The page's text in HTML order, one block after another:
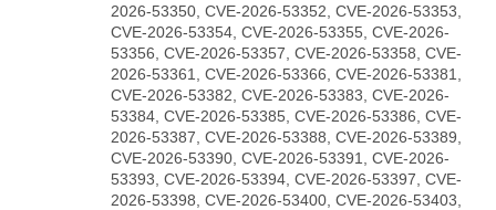
2026-53350, CVE-2026-53352, CVE-2026-53353,
CVE-2026-53354, CVE-2026-53355, CVE-2026-
53356, CVE-2026-53357, CVE-2026-53358, CVE-
2026-53361, CVE-2026-53366, CVE-2026-53381,
CVE-2026-53382, CVE-2026-53383, CVE-2026-
53384, CVE-2026-53385, CVE-2026-53386, CVE-
2026-53387, CVE-2026-53388, CVE-2026-53389,
CVE-2026-53390, CVE-2026-53391, CVE-2026-
53393, CVE-2026-53394, CVE-2026-53397, CVE-
2026-53398, CVE-2026-53400, CVE-2026-53403,